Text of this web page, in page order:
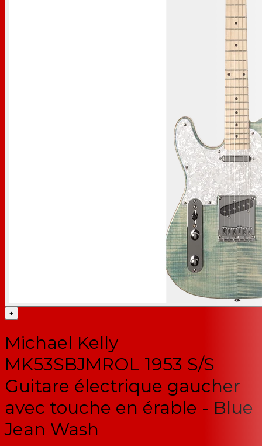
+
Michael Kelly
MK53SBJMROL 1953 S/S
Guitare électrique gaucher
avec touche en érable - Blue
Jean Wash